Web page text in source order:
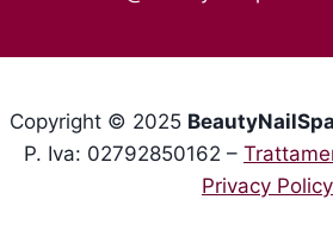
Copyright © 2025 BeautyNailSpa
P. Iva: 02792850162 –
Privacy Policy